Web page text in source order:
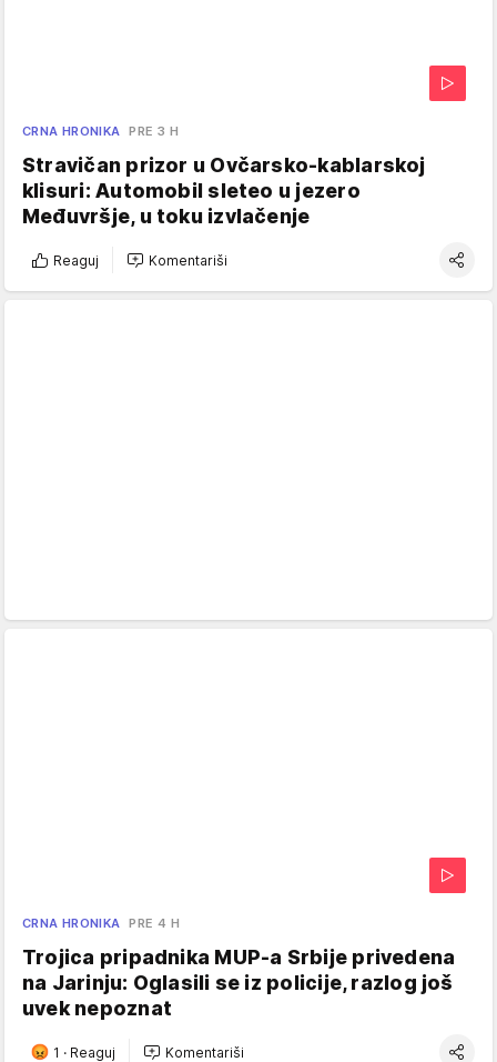
CRNA HRONIKA PRE 3 H
Stravičan prizor u Ovčarsko-kablarskoj
klisuri: Automobil sleteo u jezero
Međuvršje, u toku izvlačenje
Reaguj Komentariši
CRNA HRONIKA PRE 4 H
Trojica pripadnika MUP-a Srbije privedena
na Jarinju: Oglasili se iz policije, razlog još
uvek nepoznat
1 · Reaguj Komentariši